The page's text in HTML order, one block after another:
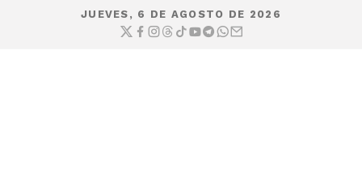
JUEVES, 6 DE AGOSTO DE 2026